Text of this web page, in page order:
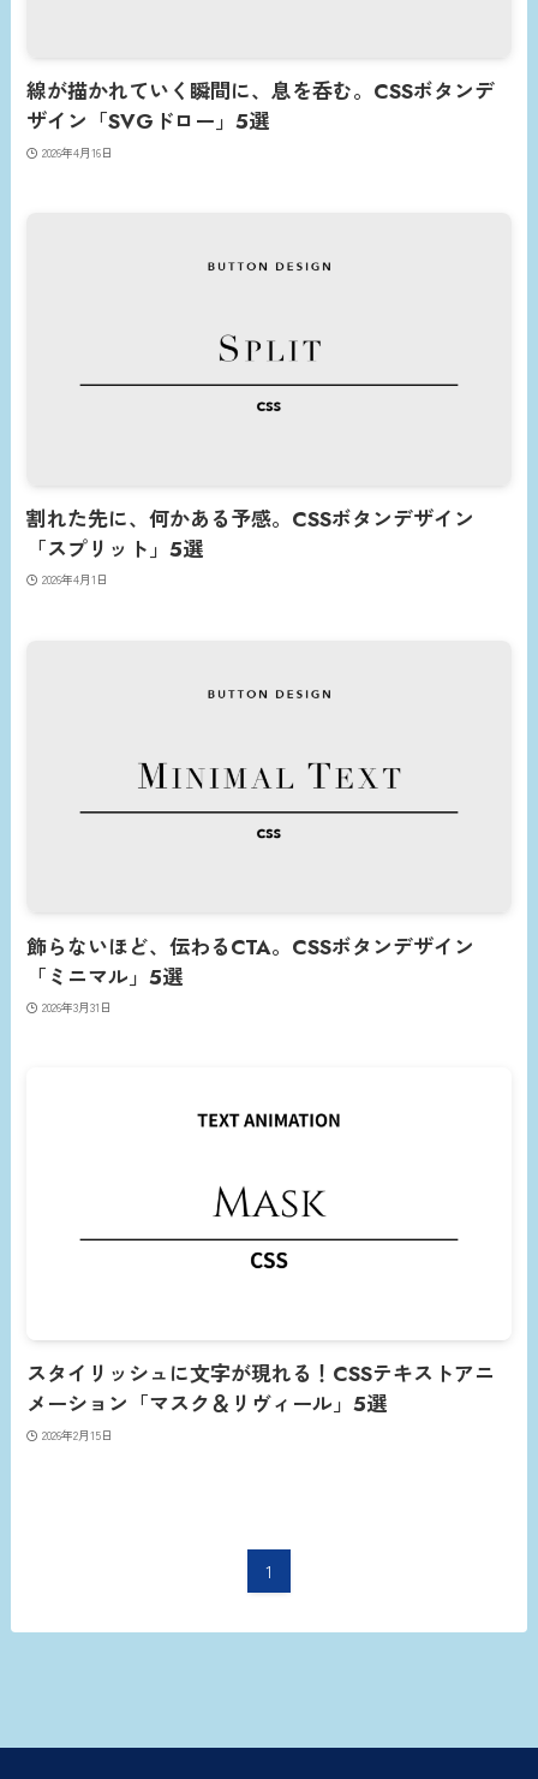
線が描かれていく瞬間に、息を呑む。CSSボタンデ
ザイン「SVGドロー」5選
2026年4月16日
割れた先に、何かある予感。CSSボタンデザイン
「スプリット」5選
2026年4月1日
飾らないほど、伝わるCTA。CSSボタンデザイン
「ミニマル」5選
2026年3月31日
スタイリッシュに文字が現れる！CSSテキストアニ
メーション「マスク＆リヴィール」5選
2026年2月15日
1